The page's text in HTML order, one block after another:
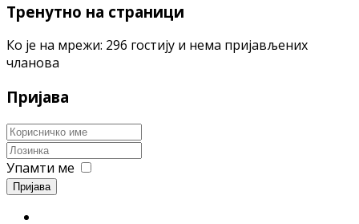
Тренутно на страници
Ко је на мрежи: 296 гостију и нема пријављених
чланова
Пријава
Упамти ме
Пријава